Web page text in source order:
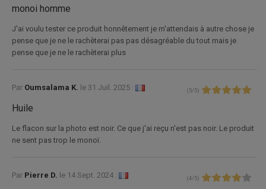
monoi homme
J'ai voulu tester ce produit honnêtement je m'attendais à autre chose je
pense que je ne le rachèterai pas pas désagréable du tout mais je
pense que je ne le rachèterai plus
Par Oumsalama K. le 31 Juil. 2025 : ( 5/ 5)
Huile
Le flacon sur la photo est noir. Ce que j'ai reçu n'est pas noir. Le produit
ne sent pas trop le monoï.
Par Pierre D. le 14 Sept. 2024 : (4/ 5)